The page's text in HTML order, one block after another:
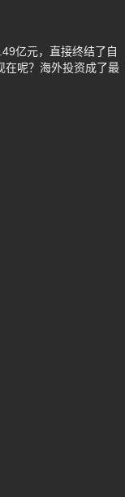
亿元，直接终结了自
在呢？海外投资成了最